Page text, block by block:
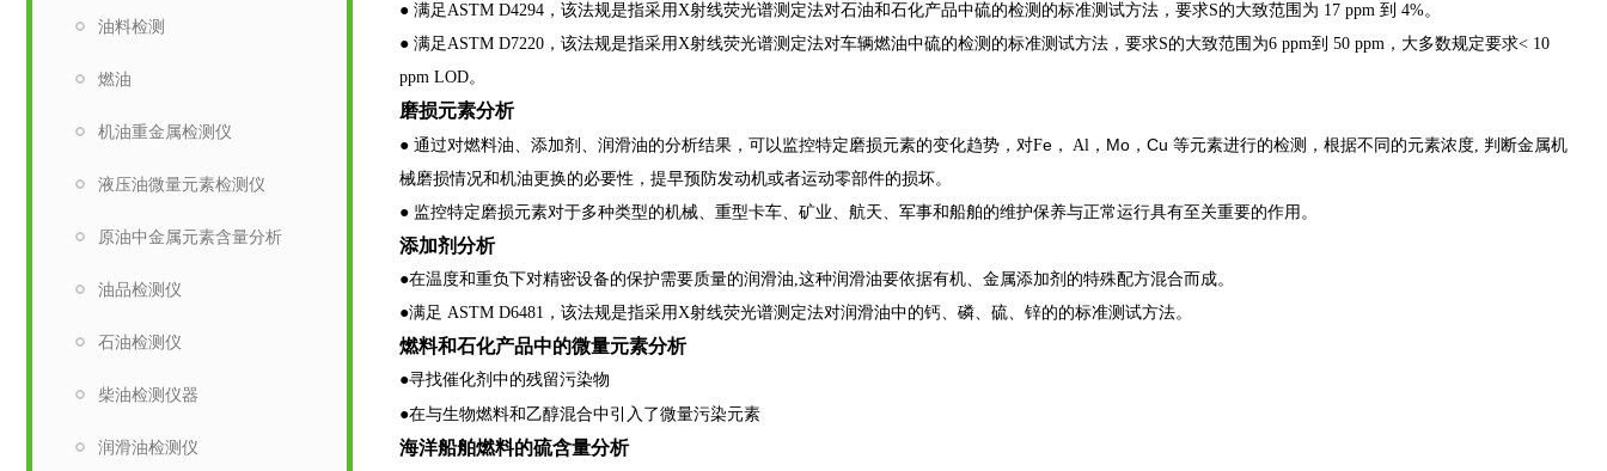
油料检测
燃油
机油重金属检测仪
液压油微量元素检测仪
原油中金属元素含量分析
油品检测仪
石油检测仪
柴油检测仪器
润滑油检测仪
● 满足ASTM D4294，该法规是指采用X射线荧光谱测定法对石油和石化产品中硫的检测的标准测试方法，要求S的大致范围为 17 ppm 到 4%。
● 满足ASTM D7220，该法规是指采用X射线荧光谱测定法对车辆燃油中硫的检测的标准测试方法，要求S的大致范围为6 ppm到 50 ppm，大多数规定要求< 10
ppm LOD。
磨损元素分析
● 通过对燃料油、添加剂、润滑油的分析结果，可以监控特定磨损元素的变化趋势，对Fe ， Al， Mo ， Cu 等元素进行的检测，根据不同的元素浓度, 判断金属机
械磨损情况和机油更换的必要性，提早预防发动机或者运动零部件的损坏。
● 监控特定磨损元素对于多种类型的机械、重型卡车、矿业、航天、军事和船舶的维护保养与正常运行具有至关重要的作用。
添加剂分析
●在温度和重负下对精密设备的保护需要质量的润滑油,这种润滑油要依据有机、金属添加剂的特殊配方混合而成。
●满足 ASTM D6481，该法规是指采用X射线荧光谱测定法对润滑油中的钙、磷、硫、锌的的标准测试方法。
燃料和石化产品中的微量元素分析
●寻找催化剂中的残留污染物
●在与生物燃料和乙醇混合中引入了微量污染元素
海洋船舶燃料的硫含量分析